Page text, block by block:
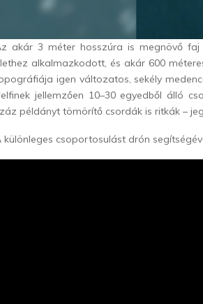
akár 3 méter hosszúra is megnövő
alkalmazkodott, és akár 600
igen változatos, sekély
jellemzően 10–30 egyedből álló
példányt tömörítő csordák is ritkák –
különleges csoportosulást drón